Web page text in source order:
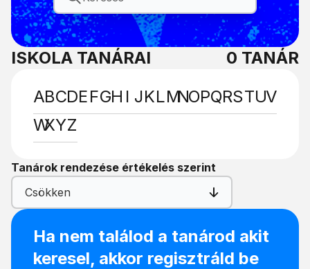
ISKOLA TANÁRAI 0 TANÁR
ABCDEFGH I JKLMNOPQRSTUV
WXYZ
Tanárok rendezése értékelés szerint
Csökken
Ha nem találod a tanárod akit
keresel, akkor regisztráld be